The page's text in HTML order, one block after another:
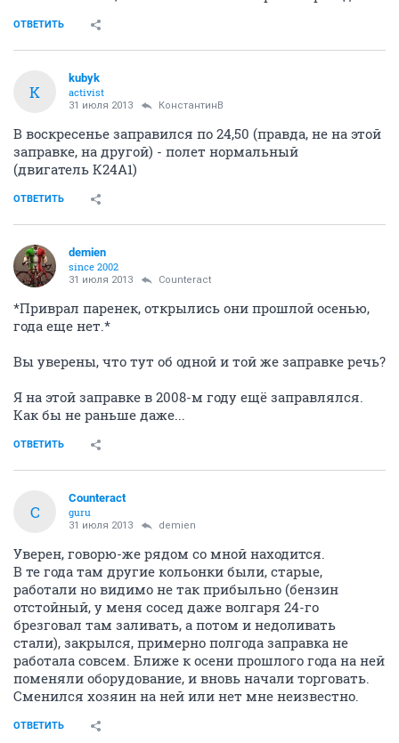
ОТВЕТИТЬ
K
kubyk
activist
31 июля 2013 КонстантинВ
В воскресенье заправился по 24,50 (правда, не на этой
заправке, на другой) - полет нормальный
(двигатель К24А1)
ОТВЕТИТЬ
demien
since 2002
31 июля 2013 Counteract
*Приврал паренек, открылись они прошлой осенью,
года еще нет.*
Вы уверены, что тут об одной и той же заправке речь?
Я на этой заправке в 2008-м году ещё заправлялся.
Как бы не раньше даже...
ОТВЕТИТЬ
C
Counteract
guru
31 июля 2013 demien
Уверен, говорю-же рядом со мной находится.
В те года там другие кольонки были, старые,
работали но видимо не так прибыльно (бензин
отстойный, у меня сосед даже волгаря 24-го
брезговал там заливать, а потом и недоливать
стали), закрылся, примерно полгода заправка не
работала совсем. Ближе к осени прошлого года на ней
поменяли оборудование, и вновь начали торговать.
Сменился хозяин на ней или нет мне неизвестно.
ОТВЕТИТЬ